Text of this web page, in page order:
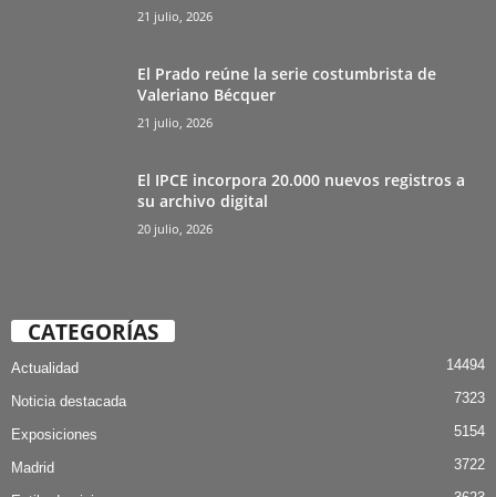
21 julio, 2026
El Prado reúne la serie costumbrista de
Valeriano Bécquer
21 julio, 2026
El IPCE incorpora 20.000 nuevos registros a
su archivo digital
20 julio, 2026
CATEGORÍAS
Actualidad 14494
Noticia destacada 7323
Exposiciones 5154
Madrid 3722